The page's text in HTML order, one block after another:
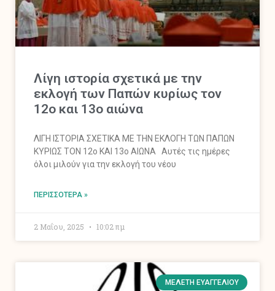
Λίγη ιστορία σχετικά με την
εκλογή των Παπών κυρίως τον
12ο και 13ο αιώνα
ΛΙΓΗ ΙΣΤΟΡΙΑ ΣΧΕΤΙΚΑ ΜΕ ΤΗΝ ΕΚΛΟΓΗ ΤΩΝ ΠΑΠΩΝ
ΚΥΡΙΩΣ ΤΟΝ 12ο ΚΑΙ 13ο ΑΙΩΝΑ Αυτές τις ημέρες
όλοι μιλούν για την εκλογή του νέου
ΠΕΡΙΣΣΌΤΕΡΑ »
2 Μαΐου, 2025 10:02 πμ
ΜΕΛΈΤΗ ΕΥΑΓΓΕΛΊΟΥ